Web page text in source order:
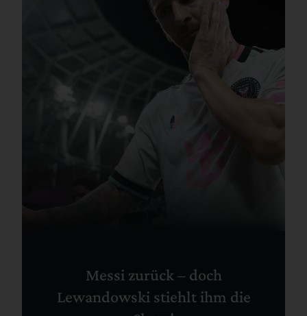
Messi zurück – doch
Lewandowski stiehlt ihm die